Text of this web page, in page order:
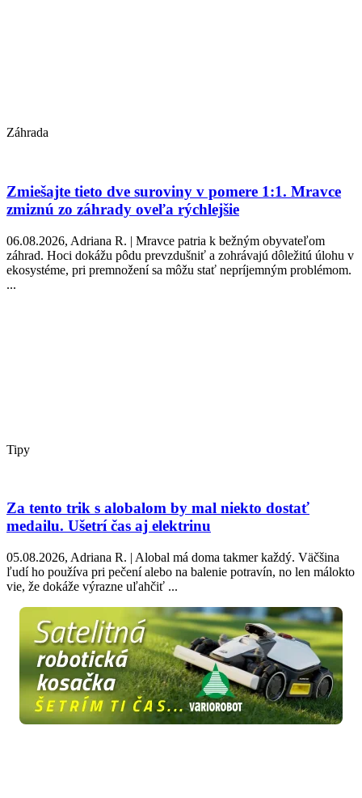
Záhrada
Zmiešajte tieto dve suroviny v pomere 1:1. Mravce
zmiznú zo záhrady oveľa rýchlejšie
06.08.2026, Adriana R. | Mravce patria k bežným obyvateľom
záhrad. Hoci dokážu pôdu prevzdušniť a zohrávajú dôležitú úlohu v
ekosystéme, pri premnožení sa môžu stať nepríjemným problémom.
...
Tipy
Za tento trik s alobalom by mal niekto dostať
medailu. Ušetrí čas aj elektrinu
05.08.2026, Adriana R. | Alobal má doma takmer každý. Väčšina
ľudí ho používa pri pečení alebo na balenie potravín, no len málokto
vie, že dokáže výrazne uľahčiť ...